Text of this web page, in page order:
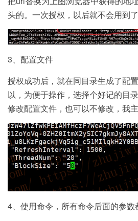
头的。一次授权，以后就不会用到了
3、配置文件
授权成功后，就在同目录生成了配
以，为便于操作，选择个好记的目录
修改配置文件，也可以不修改，我
4、使用命令，所有命令后面的参数